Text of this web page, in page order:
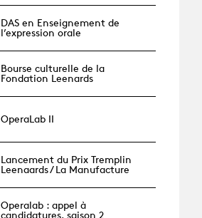
DAS en Enseignement de
l’expression orale
Bourse culturelle de la
Fondation Leenards
OperaLab II
Lancement du Prix Tremplin
Leenaards / La Manufacture
Operalab : appel à
candidatures, saison 2